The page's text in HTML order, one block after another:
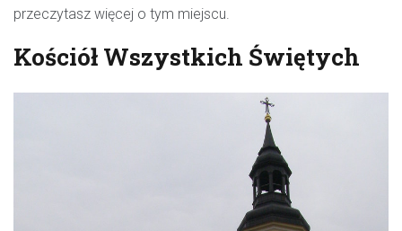
przeczytasz więcej o tym miejscu.
Kościół Wszystkich Świętych